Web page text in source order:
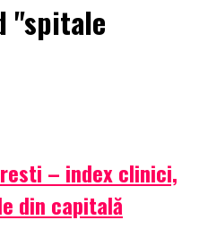
"spitale
– index clinici,
din capitală